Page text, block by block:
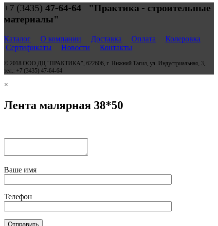
+7 (3435) 47-64-64 "Практика - строительные
материалы"
Каталог О компании Доставка Оплата
Колеровка
Сертификаты
Новости Контакты
© 2018 ООО ДЦ "ПРАКТИКА", 622606, г. Нижний Тагил, ул. Индустриальная, 3,
тел.: +7 (3435) 47-64-64
×
Лента малярная 38*50
Ваше имя
Телефон